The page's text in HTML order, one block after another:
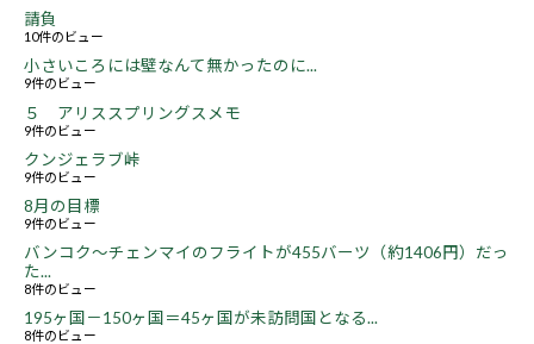
請負
10件のビュー
小さいころには壁なんて無かったのに...
9件のビュー
５ アリススプリングスメモ
9件のビュー
クンジェラブ峠
9件のビュー
8月の目標
9件のビュー
バンコク～チェンマイのフライトが455バーツ（約1406円）だっ
た...
8件のビュー
195ヶ国－150ヶ国＝45ヶ国が未訪問国となる...
8件のビュー